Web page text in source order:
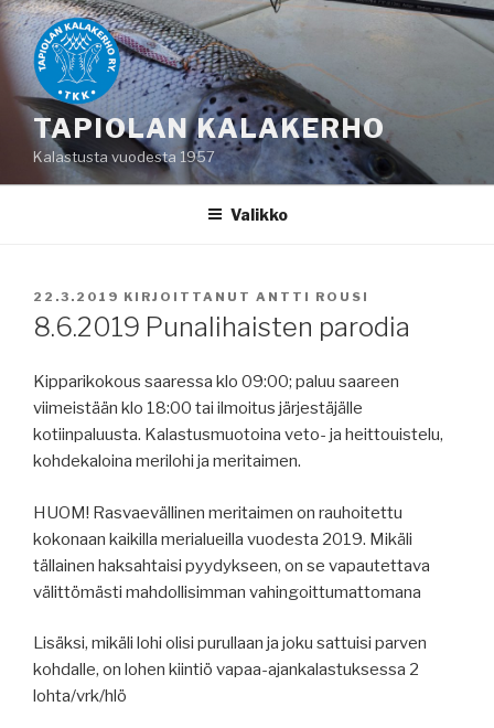
Siirry
sisältöön
TAPIOLAN KALAKERHO
Kalastusta vuodesta 1957
Valikko
JULKAISTU
22.3.2019 KIRJOITTANUT ANTTI ROUSI
8.6.2019 Punalihaisten parodia
Kipparikokous saaressa klo 09:00; paluu saareen
viimeistään klo 18:00 tai ilmoitus järjestäjälle
kotiinpaluusta. Kalastusmuotoina veto- ja heittouistelu,
kohdekaloina merilohi ja meritaimen.
HUOM! Rasvaevällinen meritaimen on rauhoitettu
kokonaan kaikilla merialueilla vuodesta 2019. Mikäli
tällainen haksahtaisi pyydykseen, on se vapautettava
välittömästi mahdollisimman vahingoittumattomana
Lisäksi, mikäli lohi olisi purullaan ja joku sattuisi parven
kohdalle, on lohen kiintiö vapaa-ajankalastuksessa 2
lohta/vrk/hlö